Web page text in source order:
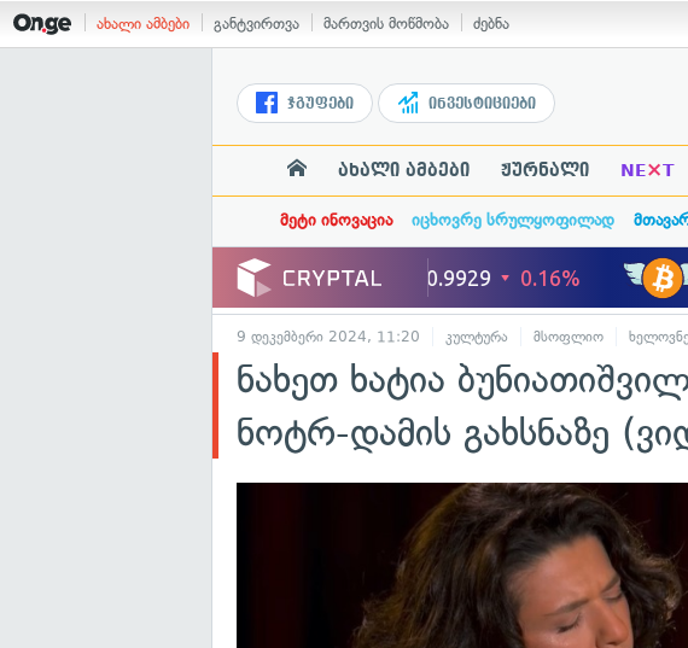
ახალი ამბები განტვირთვა მართვის მოწმობა ძებნა
ჯგუფები ინვესტიციები
ახალი ამბები ჟურნალი NE×T
მეტი ინოვაცია იცხოვრე სრულყოფილად
9 დეკემბერი 2024, 11:20 კულტურა მსოფლიო
ნახეთ ხატია
ნოტრ-დამის გახსნაზე